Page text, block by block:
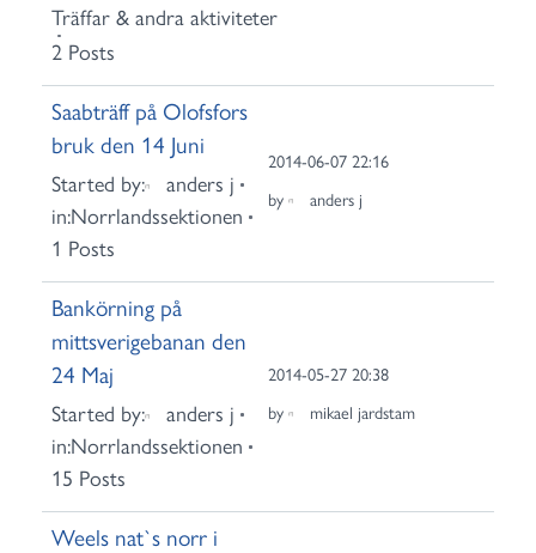
Träffar & andra aktiviteter
2 Posts
Saabträff på Olofsfors
bruk den 14 Juni
Started by:
anders j
in:Norrlandssektionen
1 Posts
2014-06-07 22:16
by
anders j
Bankörning på
mittsverigebanan den
24 Maj
Started by:
anders j
in:Norrlandssektionen
15 Posts
2014-05-27 20:38
by
mikael jardstam
Weels nat`s norr i